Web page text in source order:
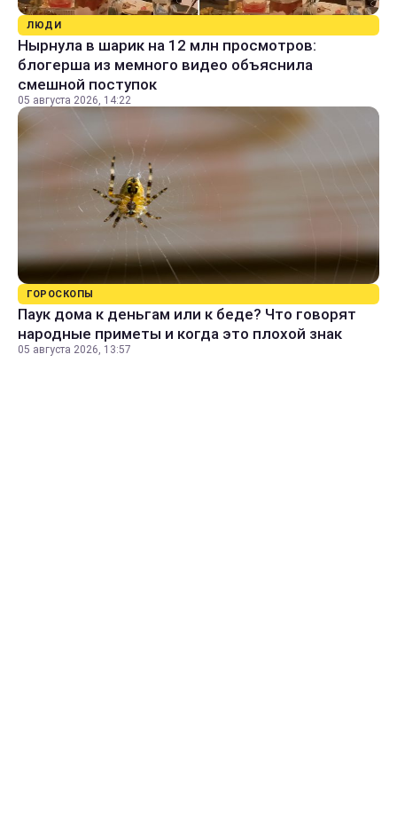
ЛЮДИ
Нырнула в шарик на 12 млн просмотров:
блогерша из мемного видео объяснила
смешной поступок
05 августа 2026, 14:22
ГОРОСКОПЫ
Паук дома к деньгам или к беде? Что говорят
народные приметы и когда это плохой знак
05 августа 2026, 13:57